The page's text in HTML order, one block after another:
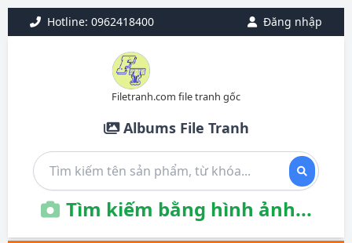
Hotline: 0962418400 Đăng nhập
Filetranh.com file tranh gốc
Albums File Tranh
Tìm kiếm bằng hình ảnh...